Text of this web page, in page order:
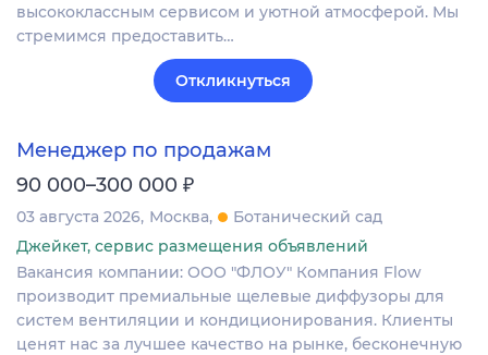
высококлассным сервисом и уютной атмосферой. Мы
стремимся предоставить…
Откликнуться
Менеджер по продажам
90 000–300 000 ₽
03 августа 2026 Москва
Ботанический сад
Джейкет, сервис размещения объявлений
Вакансия компании: ООО "ФЛОУ" Компания Flow
производит премиальные щелевые диффузоры для
систем вентиляции и кондиционирования. Клиенты
ценят нас за лучшее качество на рынке, бесконечную